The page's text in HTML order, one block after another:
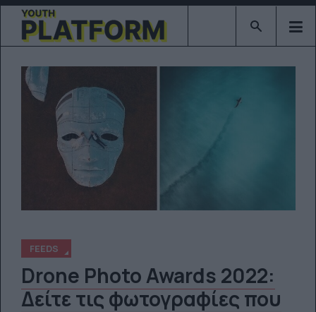
Type 2 or
FEEDS
Drone Photo Awards 2022:
Δείτε τις φωτογραφίες που